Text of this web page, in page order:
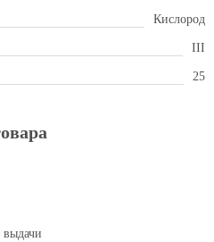
Кислород
III
25
выдачи